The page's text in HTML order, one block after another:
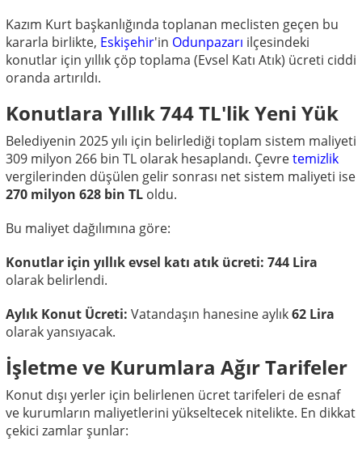
Kazım Kurt başkanlığında toplanan meclisten geçen bu
kararla birlikte, Eskişehir'in Odunpazarı ilçesindeki
konutlar için yıllık çöp toplama (Evsel Katı Atık) ücreti ciddi
oranda artırıldı.
Konutlara Yıllık 744 TL'lik Yeni Yük
Belediyenin 2025 yılı için belirlediği toplam sistem maliyeti
309 milyon 266 bin TL olarak hesaplandı. Çevretemizlik
vergilerinden düşülen gelir sonrası net sistem maliyeti ise
270 milyon 628 bin TL oldu.
Bu maliyet dağılımına göre:
Konutlar için yıllık evsel katı atık ücreti: 744 Lira
olarak belirlendi.
Aylık Konut Ücreti: Vatandaşın hanesine aylık62 Lira
olarak yansıyacak.
İşletme ve Kurumlara Ağır Tarifeler
Konut dışı yerler için belirlenen ücret tarifeleri de esnaf
ve kurumların maliyetlerini yükseltecek nitelikte. En dikkat
çekici zamlar şunlar: